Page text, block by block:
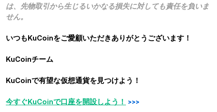
は、先物取引から生じるいかなる損失に対しても責任を負いま
せん。
いつもKuCoinをご愛顧いただきありがとうございます！
KuCoinチーム
KuCoinで有望な仮想通貨を見つけよう！
今すぐKuCoinで口座を開設しよう！ >>>